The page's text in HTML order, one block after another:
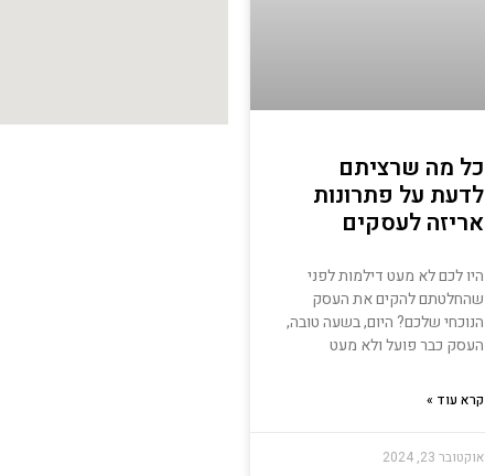
כל מה שרציתם
לדעת על פתרונות
אריזה לעסקים
היו לכם לא מעט דילמות לפני
שהחלטתם להקים את העסק
הנוכחי שלכם? היום, בשעה טובה,
העסק כבר פועל ולא מעט
קרא עוד »
אוקטובר 23, 2024